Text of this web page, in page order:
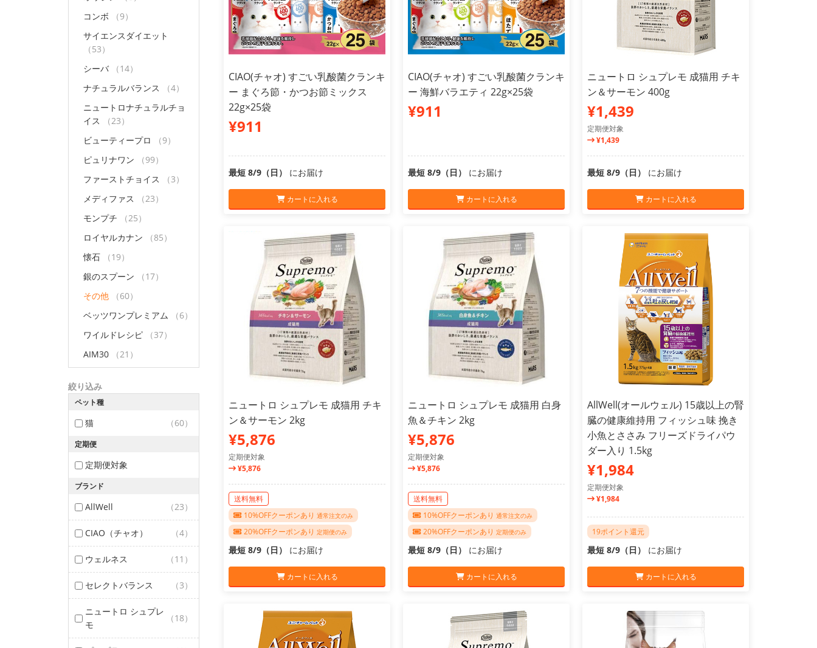
コンボ
（9）
サイエンスダイエット
（53）
シーバ
（14）
ナチュラルバランス
（4）
ニュートロナチュラルチョ
イス
（23）
ビューティープロ
（9）
ピュリナワン
（99）
ファーストチョイス
（3）
メディファス
（23）
モンプチ
（25）
ロイヤルカナン
（85）
懐石
（19）
銀のスプーン
（17）
その他
（60）
ベッツワンプレミアム
（6）
ワイルドレシピ
（37）
AIM30
（21）
絞り込み
ペット種
猫 （60）
定期便
定期便対象
ブランド
AllWell （23）
CIAO（チャオ） （4）
ウェルネス （11）
セレクトバランス （3）
ニュートロ シュプレ
モ
（18）
CIAO(チャオ) すごい乳酸菌クランキ
ー まぐろ節・かつお節ミックス
22g×25袋
¥911
最短 8/9（日） にお届け
カートに入れる
CIAO(チャオ) すごい乳酸菌クランキ
ー 海鮮バラエティ 22g×25袋
¥911
最短 8/9（日） にお届け
カートに入れる
ニュートロ シュプレモ 成猫用 チキ
ン＆サーモン 400g
¥1,439
定期便対象
¥1,439
最短 8/9（日） にお届け
カートに入れる
ニュートロ シュプレモ 成猫用 チキ
ン＆サーモン 2kg
¥5,876
定期便対象
¥5,876
送料無料
10%OFFクーポンあり 通常注文のみ
20%OFFクーポンあり 定期便のみ
最短 8/9（日） にお届け
カートに入れる
ニュートロ シュプレモ 成猫用 白身
魚＆チキン 2kg
¥5,876
定期便対象
¥5,876
送料無料
10%OFFクーポンあり 通常注文のみ
20%OFFクーポンあり 定期便のみ
最短 8/9（日） にお届け
カートに入れる
AllWell(オールウェル) 15歳以上の腎
臓の健康維持用 フィッシュ味 挽き
小魚とささみ フリーズドライパウ
ダー入り 1.5kg
¥1,984
定期便対象
¥1,984
19ポイント還元
最短 8/9（日） にお届け
カートに入れる